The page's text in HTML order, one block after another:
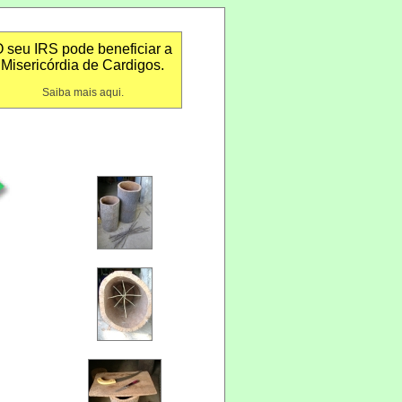
seu IRS pode beneficiar a
Misericórdia de Cardigos.
Saiba mais aqui.